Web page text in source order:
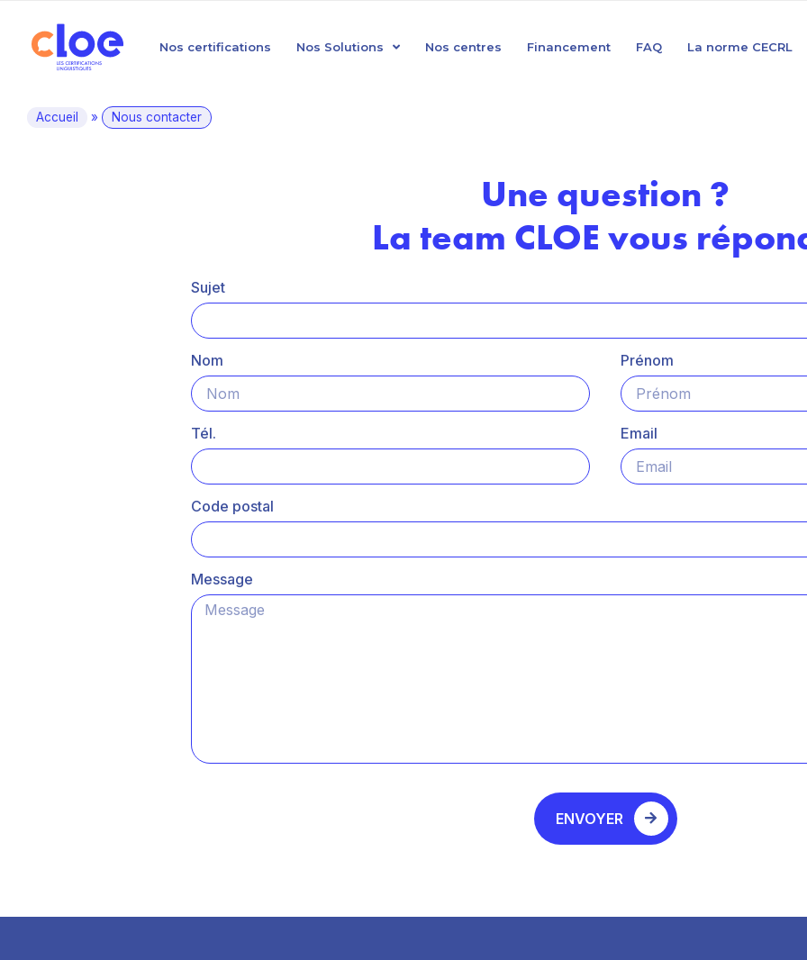
Nos certifications Nos Solutions Nos centres Financement FAQ La norme CECRL
Accueil » Nous contacter
Une question ?
La team CLOE vous
Sujet
Nom Prénom
Tél. Email
Code postal
Message
ENVOYER